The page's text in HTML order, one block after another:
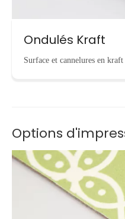
Ondulés Kraft
Surface et cannelures en
Options